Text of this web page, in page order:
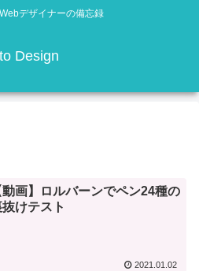
デザイナーの備忘録
Design
動画】ロルバーンでペン24種の
けテスト
2021.01.02